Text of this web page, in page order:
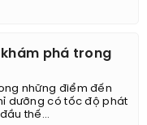
khám phá trong
những điểm đến
dưỡng có tốc độ phát
thế...